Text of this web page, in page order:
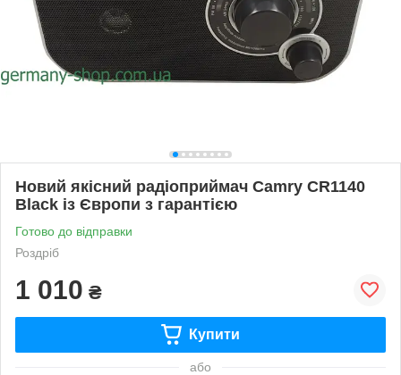
Новий якісний радіоприймач Camry CR1140
Black із Європи з гарантією
Готово до відправки
Роздріб
1 010 ₴
Купити
або